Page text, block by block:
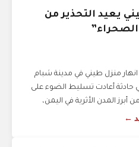
يعيد التحذير من
منزل طيني في مدينة شبام
حادثة أعادت تسليط الضوء على
أبرز المدن الأثرية في اليمن،
←